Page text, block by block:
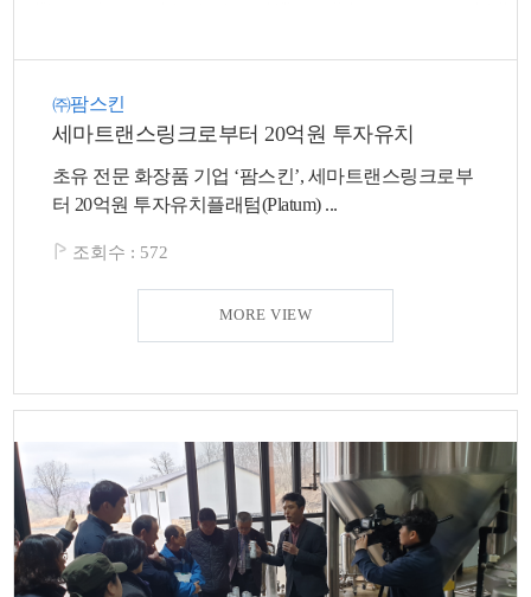
창 인
뉴
㈜팜스킨
세마트랜스링크로부터 20억원 투자유치
초유 전문 화장품 기업 ‘팜스킨’, 세마트랜스링크로부
터 20억원 투자유치플래텀(Platum) ...
조회수 : 572
MORE VIEW